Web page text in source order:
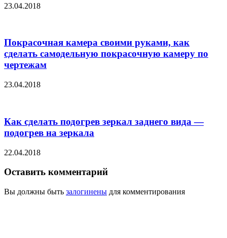
23.04.2018
Покрасочная камера своими руками, как
сделать самодельную покрасочную камеру по
чертежам
23.04.2018
Как сделать подогрев зеркал заднего вида —
подогрев на зеркала
22.04.2018
Оставить комментарий
Вы должны быть залогинены для комментирования